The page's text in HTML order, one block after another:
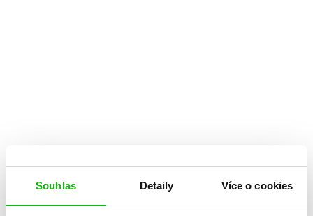
Souhlas Detaily Více o cookies